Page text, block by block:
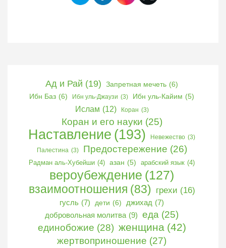
Ад и Рай (19) Запретная мечеть (6)
Ибн Баз (6) Ибн уль-Джаузи (3) Ибн уль-Кайим (5)
Ислам (12) Коран (3)
Коран и его науки (25)
Наставление (193) Невежество (3)
Палестина (3) Предостережение (26)
Радман аль-Хубейши (4) азан (5) арабский язык (4)
вероубеждение (127)
взаимоотношения (83) грехи (16)
гусль (7) дети (6) джихад (7)
добровольная молитва (9) еда (25)
единобожие (28) женщина (42)
жертвоприношение (27)